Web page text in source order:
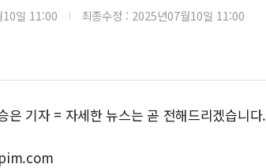
일 11:00 최종수정 : 2025년07월10일 11:00
은 기자 = 자세한 뉴스는 곧 전해드리겠습니다.